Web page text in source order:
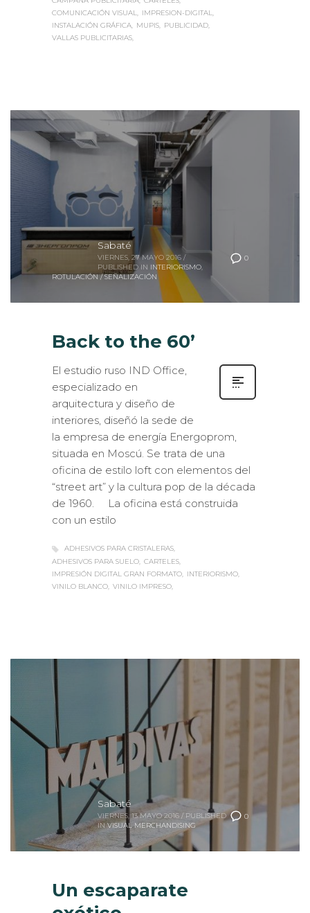
COMUNICACIÓN VISUAL
IMPRESION-DIGITAL
INSTALACIÓN GRÁFICA
MUPIS
PUBLICIDAD
VALLAS PUBLICITARIAS
0
Sabaté
VIERNES, 27 MAYO 2016 /
PUBLISHED IN INTERIORISMO,
ROTULACIÓN / SEÑALIZACIÓN
Back to the 60’
El estudio ruso IND Office,
especializado en
arquitectura y diseño de
interiores, diseñó la sede de
la empresa de energía Energoprom,
situada en Moscú. Se trata de una
oficina de estilo loft con elementos del
“street art” y la cultura pop de la década
de 1960. La oficina está construida
con un estilo
ADHESIVOS PARA CRISTALERAS
ADHESIVOS PARA SUELO CARTELES
IMPRESIÓN DIGITAL GRAN FORMATO
INTERIORISMO
VINILO BLANCO VINILO IMPRESO
0
Sabaté
VIERNES, 13 MAYO 2016 / PUBLISHED
IN VISUAL MERCHANDISING
Un escaparate